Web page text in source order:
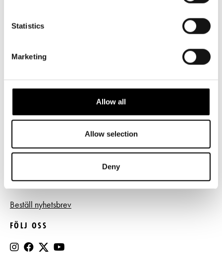
Statistics
Marketing
Allow all
Allow selection
Deny
Frågor & svar
Jobba hos oss
BESTÄLL NYHETSBREV
Beställ nyhetsbrev
FÖLJ OSS